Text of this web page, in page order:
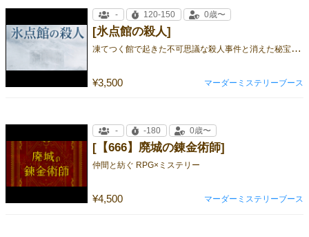
[氷点館の殺人]
凍
てつく館で起きた不可思議な殺人事件と消えた秘宝。交差する２つの事件の真相は――
¥3,500
- 120-150 0歳〜
マーダーミステリーブース
[【666】廃城の錬金術師]
仲間と紡ぐ RPG×ミステリー
¥4,500
- -180 0歳〜
マーダーミステリーブース